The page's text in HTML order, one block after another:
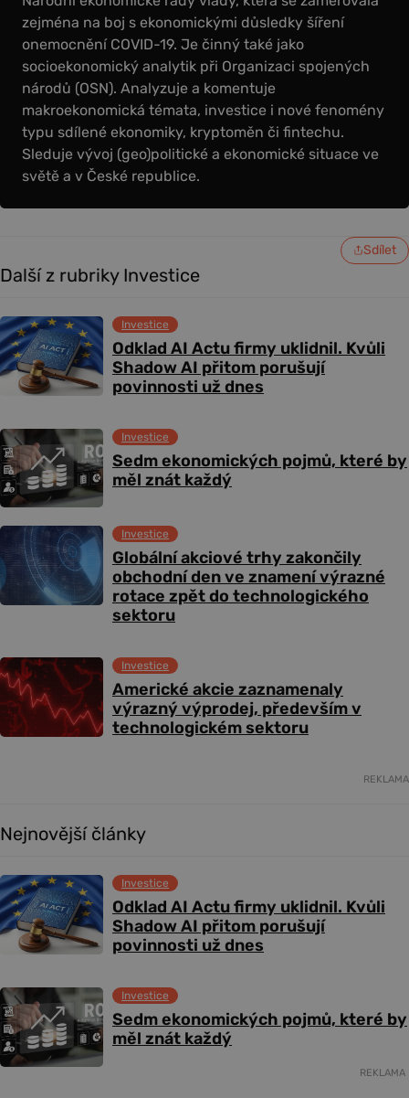
zejména na boj s ekonomickými důsledky šíření
onemocnění COVID-19. Je činný také jako
socioekonomický analytik při Organizaci spojených
národů (OSN). Analyzuje a komentuje
makroekonomická témata, investice i nové fenomény
typu sdílené ekonomiky, kryptoměn či fintechu.
Sleduje vývoj (geo)politické a ekonomické situace ve
světě a v České republice.
Sdílet
Další z rubriky Investice
Odklad AI Actu firmy uklidnil. Kvůli
Shadow AI přitom porušují
povinnosti už dnes
Investice
Sedm ekonomických pojmů, které by
měl znát každý
Investice
Globální akciové trhy zakončily
obchodní den ve znamení výrazné
rotace zpět do technologického
sektoru
Investice
Americké akcie zaznamenaly
výrazný výprodej, především v
technologickém sektoru
Investice
REKLAMA
Nejnovější články
Odklad AI Actu firmy uklidnil. Kvůli
Shadow AI přitom porušují
povinnosti už dnes
Investice
Sedm ekonomických pojmů, které by
měl znát každý
Investice
REKLAMA